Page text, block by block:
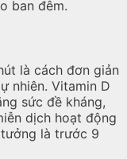
ban đêm.
là cách đơn giản
nhiên. Vitamin D
sức đề kháng,
dịch hoạt động
là trước 9